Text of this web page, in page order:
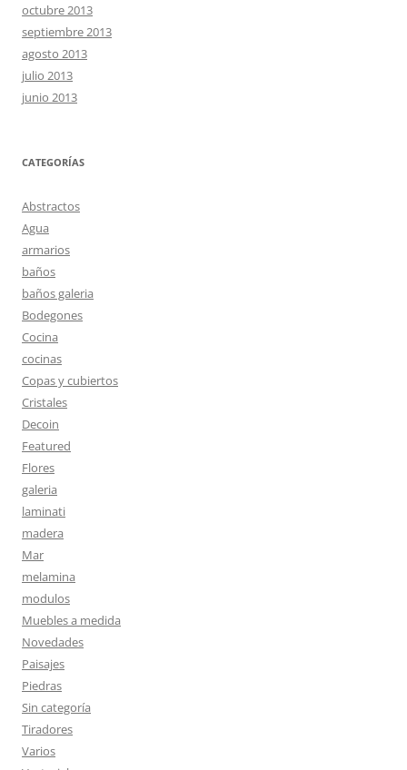
octubre 2013
septiembre 2013
agosto 2013
julio 2013
junio 2013
CATEGORÍAS
Abstractos
Agua
armarios
baños
baños galeria
Bodegones
Cocina
cocinas
Copas y cubiertos
Cristales
Decoin
Featured
Flores
galeria
laminati
madera
Mar
melamina
modulos
Muebles a medida
Novedades
Paisajes
Piedras
Sin categoría
Tiradores
Varios